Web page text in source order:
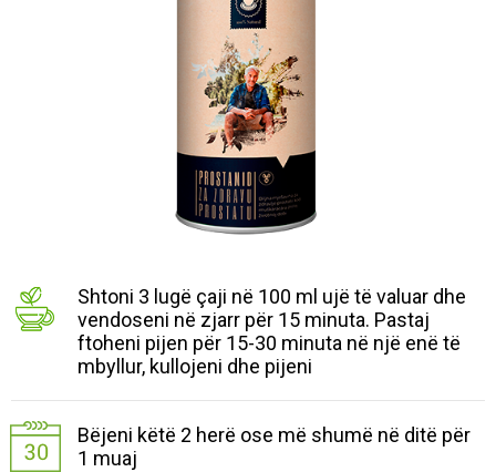
Shtoni 3 lugë çaji në 100 ml ujë të valuar dhe
vendoseni në zjarr për 15 minuta. Pastaj
ftoheni pijen për 15-30 minuta në një enë të
mbyllur, kullojeni dhe pijeni
Bëjeni këtë 2 herë ose më shumë në ditë për
1 muaj